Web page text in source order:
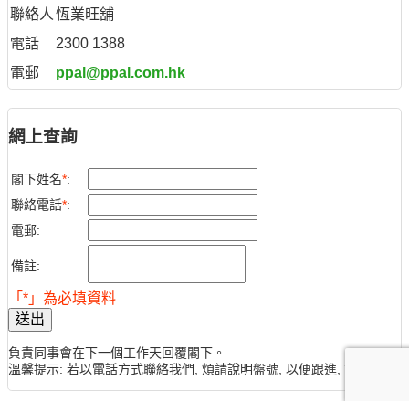
聯絡人恆業旺舖
電話
2300 1388
電郵
ppal@ppal.com.hk
網上查詢
閣下姓名*:
聯絡電話*:
電郵:
備註:
「*」為必填資料
送出
負責同事會在下一個工作天回覆閣下。
溫馨提示: 若以電話方式聯絡我們, 煩請說明盤號, 以便跟進, 謝謝。